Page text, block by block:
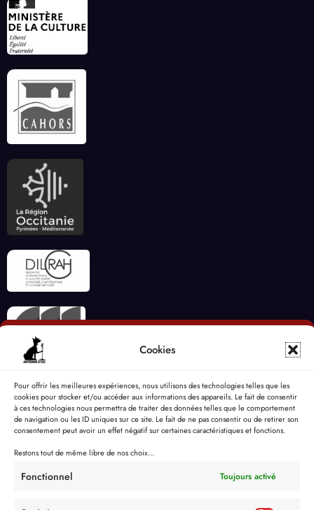
Cookies
Pour offrir les meilleures expériences, nous utilisons des technologies telles que les
cookies pour stocker et/ou accéder aux informations des appareils. Le fait de consentir
à ces technologies nous permettra de traiter des données telles que le comportement
de navigation ou les ID uniques sur ce site. Le fait de ne pas consentir ou de retirer son
consentement peut avoir un effet négatif sur certaines caractéristiques et fonctions.
Restons tout de même libre de nos choix...
Fonctionnel Toujours activé